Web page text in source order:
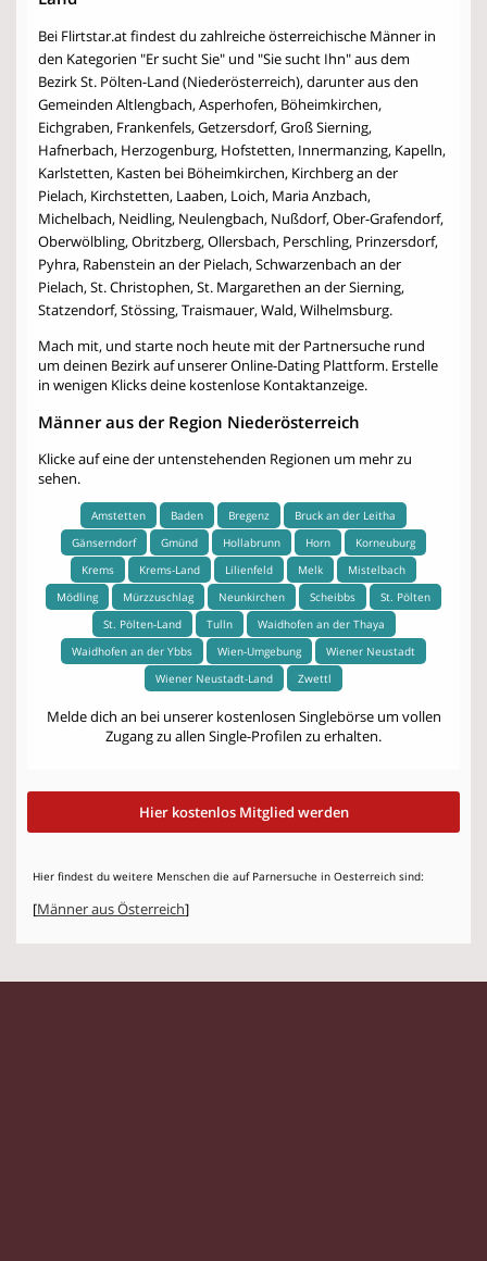
Bei Flirtstar.at findest du zahlreiche österreichische Männer in
den Kategorien "Er sucht Sie" und "Sie sucht Ihn" aus dem
Bezirk St. Pölten-Land (Niederösterreich), darunter aus den
Gemeinden Altlengbach, Asperhofen, Böheimkirchen,
Eichgraben, Frankenfels, Getzersdorf, Groß Sierning,
Hafnerbach, Herzogenburg, Hofstetten, Innermanzing, Kapelln,
Karlstetten, Kasten bei Böheimkirchen, Kirchberg an der
Pielach, Kirchstetten, Laaben, Loich, Maria Anzbach,
Michelbach, Neidling, Neulengbach, Nußdorf, Ober-Grafendorf,
Oberwölbling, Obritzberg, Ollersbach, Perschling, Prinzersdorf,
Pyhra, Rabenstein an der Pielach, Schwarzenbach an der
Pielach, St. Christophen, St. Margarethen an der Sierning,
Statzendorf, Stössing, Traismauer, Wald, Wilhelmsburg.
Mach mit, und starte noch heute mit der Partnersuche rund
um deinen Bezirk auf unserer Online-Dating Plattform. Erstelle
in wenigen Klicks deine kostenlose Kontaktanzeige.
Männer aus der Region Niederösterreich
Klicke auf eine der untenstehenden Regionen um mehr zu
sehen.
Amstetten Baden Bregenz
Bruck an der Leitha
Gänserndorf
Gmünd Hollabrunn Horn
Korneuburg
Krems
Krems-Land Lilienfeld Melk
Mistelbach
Mödling
Mürzzuschlag Neunkirchen Scheibbs
St. Pölten
St. Pölten-Land
Tulln
Waidhofen an der Thaya
Waidhofen an der Ybbs
Wien-Umgebung
Wiener Neustadt
Wiener Neustadt-Land
Zwettl
Melde dich an bei unserer kostenlosen Singlebörse um vollen
Zugang zu allen Single-Profilen zu erhalten.
Hier kostenlos Mitglied werden
Hier findest du weitere Menschen die auf Parnersuche in Oesterreich sind:
[Männer aus Österreich]